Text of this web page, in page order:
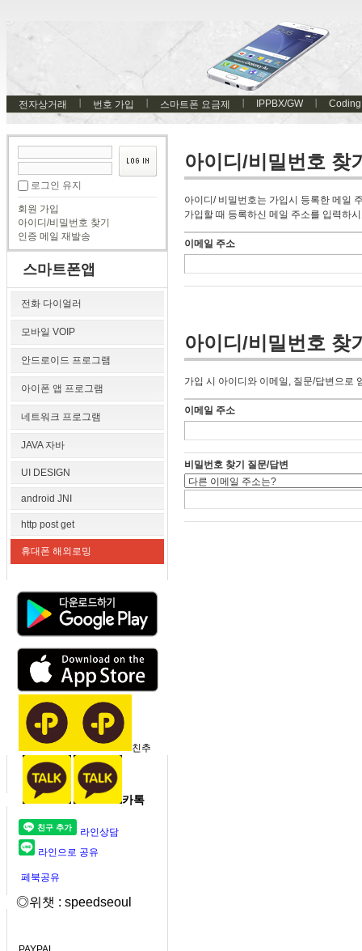
전자상거래 번호 가입 스마트폰 요금제 IPPBX/GW Coding
로그인 유지
회원 가입
아이디/비밀번호 찾기
인증 메일 재발송
스마트폰앱
전화 다이얼러
모바일 VOIP
안드로이드 프로그램
아이폰 앱 프로그램
네트워크 프로그램
JAVA 자바
UI DESIGN
android JNI
http post get
휴대폰 해외로밍
친추
카톡
라인상담
라인으로 공유
페북공유
◎위챗 : speedseoul
아이디/비밀번호 찾
아이디/ 비밀번호는 가입시 등록한 메일
가입할 때 등록하신 메일 주소를 입력하
이메일 주소
아이디/비밀번호 찾
가입 시 아이디와 이메일, 질문/답변으로
이메일 주소
비밀번호 찾기 질문/답변